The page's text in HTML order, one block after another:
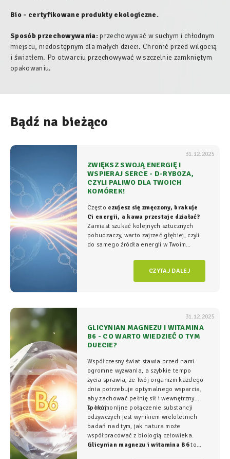
Bio - certyfikowane produkty ekologiczne.
Sposób przechowywania:przechowywać w suchym i chłodnym
miejscu, niedostępnym dla małych dzieci. Chronić przed wilgocią
i światłem. Po otwarciu przechowywać w szczelnie zamkniętym
opakowaniu.
Bądź na bieżąco
31.12.2025
ZWIĘKSZ SWOJĄ ENERGIĘ I
WSPIERAJ SERCE - D-RYBOZA,
CZYLI PALIWO DLA TWOICH
KOMÓREK!
Często czujesz się zmęczony, brakuje
Ci energii, a kawa przestaje działać?
Zamiast szukać kolejnych sztucznych
pobudzaczy, warto zajrzeć głębiej, czyli
do samego źródła energii w Twoim
komórkowym rozgrywa się cała
CZYTAJ DALEJ
31.12.2025
GLICYNIAN MAGNEZU I WITAMINA
B6 - CO WARTO WIEDZIEĆ O TYM
DUECIE?
Współczesny świat stawia przed nami
ogromne wyzwania, a szybkie tempo
życia sprawia, że Twój organizm każdego
dnia potrzebuje optymalnego wsparcia,
aby zachować pełnię sił i wewnętrzny
spokój.
To harmonijne połączenie substancji
odżywczych jest wynikiem wieloletnich
badań nad tym, jak natura może
współpracować z biologią człowieka.
Glicynian magnezu i witamina B6to